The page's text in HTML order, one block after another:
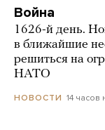
Война
1626-й день.
в ближайшие
решиться на
НАТО
НОВОСТИ 14 часов